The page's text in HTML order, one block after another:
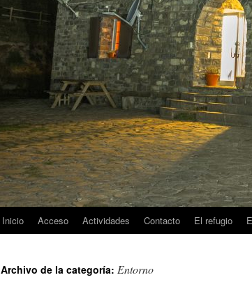
Inicio Acceso Actividades Contacto El refugio
Archivo de la categoría: Entorno